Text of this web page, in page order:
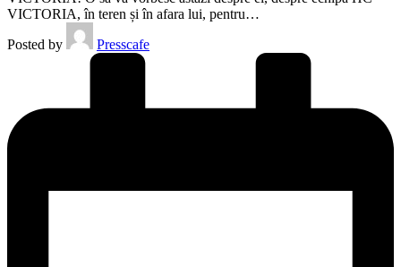
VICTORIA, în teren și în afara lui, pentru…
Posted by
Presscafe